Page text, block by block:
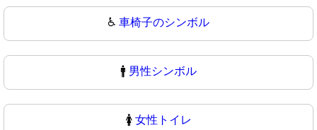
♿ 車椅子のシンボル
🚹 男性シンボル
🚺 女性トイレ